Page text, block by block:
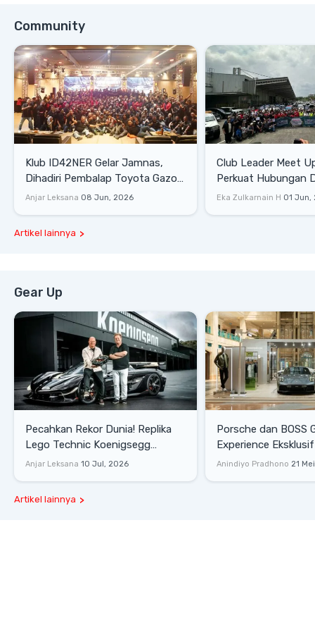
Community
Klub ID42NER Gelar Jamnas,
Dihadiri Pembalap Toyota Gazoo
Racing
Anjar Leksana 08 Jun, 2026
Club Leader Meet
Perkuat Hubungan
Dengan Komunitas
Eka Zulkarnain H 01 Jun,
Artikel lainnya
Gear Up
Pecahkan Rekor Dunia! Replika
Lego Technic Koenigsegg
Sadair's Spear Ukuran Asli Sukses
Anjar Leksana 10 Jul, 2026
Porsche dan BOSS
Experience
Senayan, Hadirkan
Anindiyo Pradhono 21
Artikel lainnya